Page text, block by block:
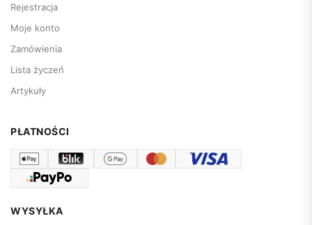
Rejestracja
Moje konto
Zamówienia
Lista życzeń
Artykuły
PŁATNOŚCI
WYSYŁKA